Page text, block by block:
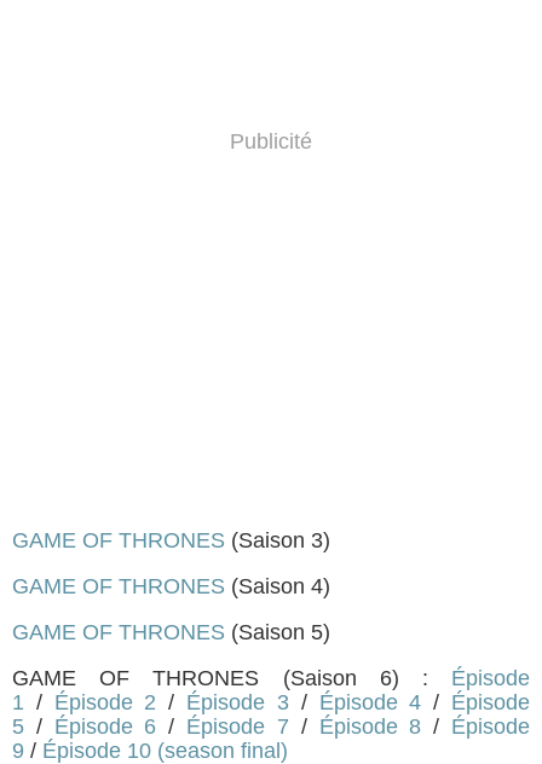
Publicité
GAME OF THRONES (Saison 3)
GAME OF THRONES (Saison 4)
GAME OF THRONES (Saison 5)
GAME OF THRONES (Saison 6) : Épisode
1 / Épisode 2 / Épisode 3/ Épisode 4 / Épisode
5 / Épisode 6 / Épisode 7 / Épisode 8 / Épisode
9 / Épisode 10 (season final)